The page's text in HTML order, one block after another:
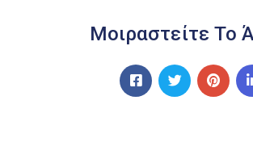
Μοιραστείτε Το